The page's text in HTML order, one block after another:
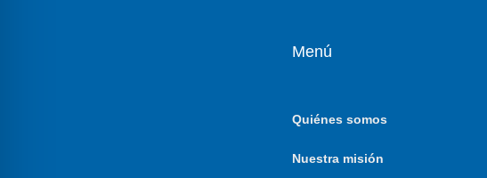
Menú
Quiénes somos
Nuestra misión